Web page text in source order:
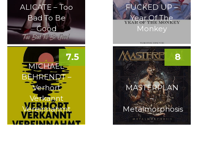
ALICATE – Too
Bad To Be
Good
FUCKED UP –
Year Of The
Monkey
MICHAEL
BEHRENDT –
Verhört
Verkannt
Vereinnahmt
7.5
MASTERPLAN
–
Metalmorphosis
8